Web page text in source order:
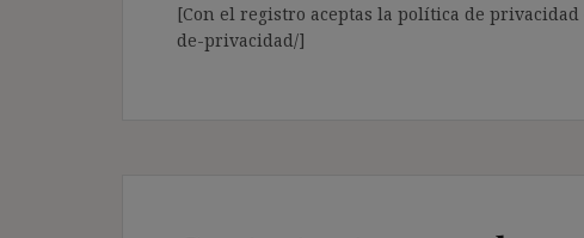
[Con el registro aceptas la política de
de-privacidad/]